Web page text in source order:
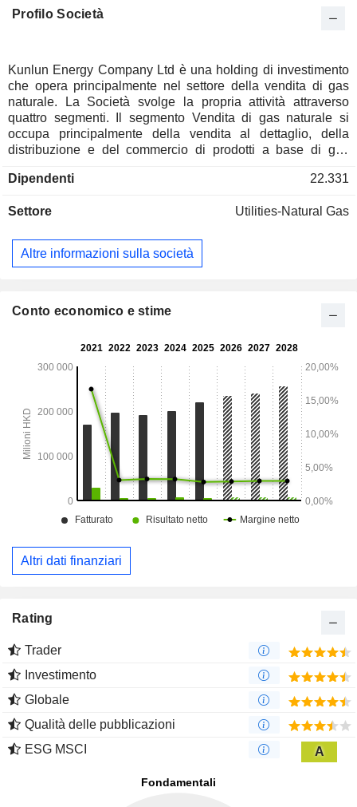
Profilo Società
Kunlun Energy Company Ltd è una holding di investimento
che opera principalmente nel settore della vendita di gas
naturale. La Società svolge la propria attività attraverso
quattro segmenti. Il segmento Vendita di gas naturale si
occupa principalmente della vendita al dettaglio, della
distribuzione e del commercio di prodotti a base di gas
(GPL) si occupa principalmente della vendita all’ingrosso e
"Lavorazione e terminali di gas naturale liquefatto (GNL)" si
stoccaggio, della gassificazione e del carico su camion del
GNL. Il segmento "Esplorazione e produzione" si occupa
naturale.
Dipendenti 22.331
Settore Utilities-Natural Gas
Altre informazioni sulla società
Conto economico e stime
Altri dati finanziari
Rating
Trader
Investimento
Globale
Qualità delle pubblicazioni
ESG MSCI
A